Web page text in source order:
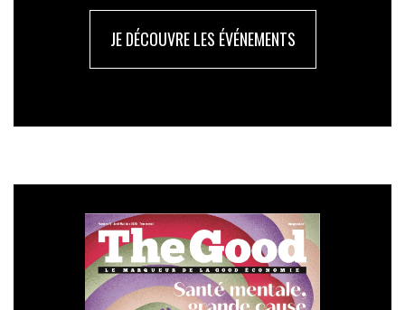
JE DÉCOUVRE LES ÉVÉNEMENTS